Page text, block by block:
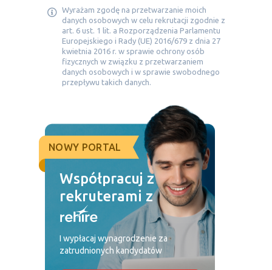
Wyrażam zgodę na przetwarzanie moich
danych osobowych w celu rekrutacji zgodnie z
art. 6 ust. 1 lit. a Rozporządzenia Parlamentu
Europejskiego i Rady (UE) 2016/679 z dnia 27
kwietnia 2016 r. w sprawie ochrony osób
fizycznych w związku z przetwarzaniem
danych osobowych i w sprawie swobodnego
przepływu takich danych.
NOWY PORTAL
Współpracuj z
rekruterami z
I wypłacaj wynagrodzenie za
zatrudnionych kandydatów